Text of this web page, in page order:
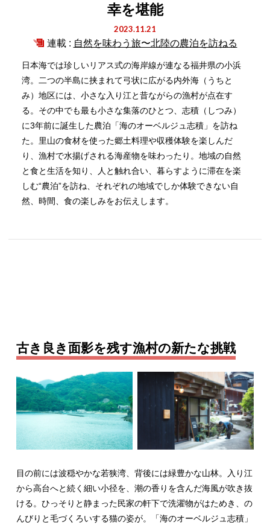
幸を堪能
2023.11.21
連載 : 自然を味わう旅〜北陸の農泊を訪ねる
日本海では珍しいリアス式の海岸線が連なる福井県の小浜
湾。二つの半島に挟まれて弓状に広がる内外海（うちと
み）地区には、小さな入り江と昔ながらの漁村が点在す
る。その中でも最も小さな集落のひとつ、志積（しつみ）
に3年前に誕生した農泊「海のオーベルジュ志積」を訪ね
た。里山の食材を使った郷土料理や収穫体験を楽しんだ
り、漁村で水揚げされる海産物を味わったり。地域の自然
と食と生活を知り、人と触れ合い、暮らすように滞在を楽
しむ“農泊”を訪ね、それぞれの地域でしか体験できない自
然、時間、食の楽しみをお伝えします。
古き良き面影を残す漁村の新たな挑戦
目の前には波穏やかな若狭湾、背後には緑豊かな山林。入り江
から高台へと続く細い小径を、潮の香りを含んだ海風が吹き抜
ける。ひっそりと静まった民家の軒下で洗濯物がはためき、の
んびりと毛づくろいする猫の姿が。「海のオーベルジュ志積」